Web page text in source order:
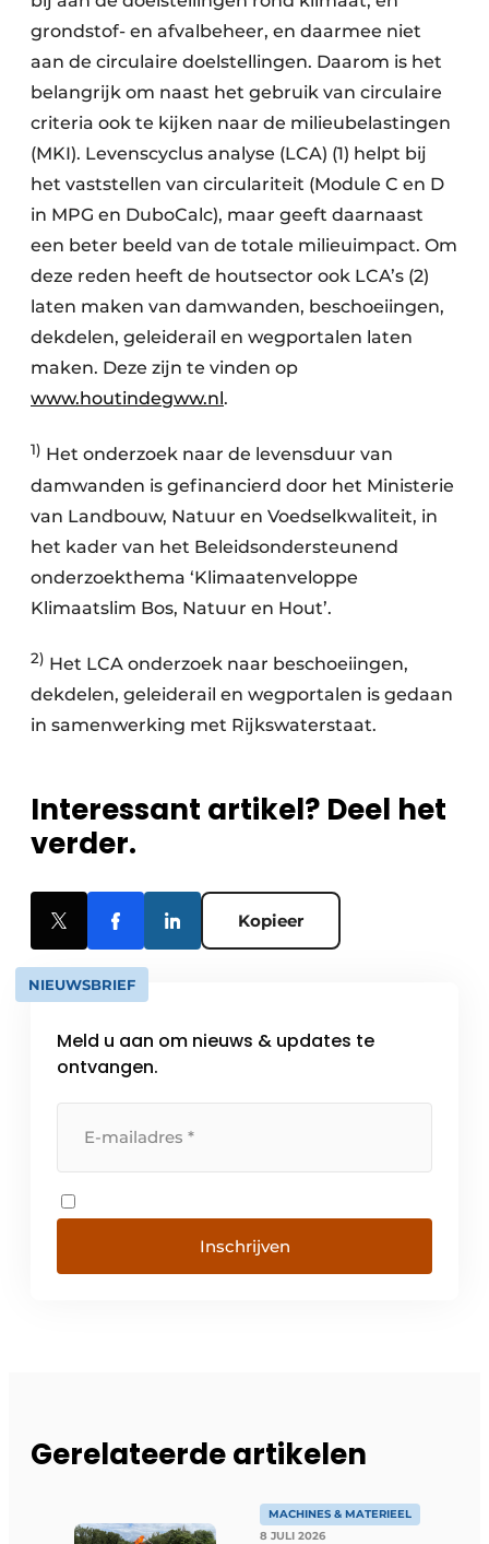
grondstof- en afvalbeheer, en daarmee niet
aan de circulaire doelstellingen. Daarom is het
belangrijk om naast het gebruik van circulaire
criteria ook te kijken naar de milieubelastingen
(MKI). Levenscyclus analyse (LCA) (1) helpt bij
het vaststellen van circulariteit (Module C en D
in MPG en DuboCalc), maar geeft daarnaast
een beter beeld van de totale milieuimpact. Om
deze reden heeft de houtsector ook LCA’s (2)
laten maken van damwanden, beschoeiingen,
dekdelen, geleiderail en wegportalen laten
maken. Deze zijn te vinden op
www.houtindegww.nl.
1) Het onderzoek naar de levensduur van
damwanden is gefinancierd door het Ministerie
van Landbouw, Natuur en Voedselkwaliteit, in
het kader van het Beleidsondersteunend
onderzoekthema ‘Klimaatenveloppe
Klimaatslim Bos, Natuur en Hout’.
2) Het LCA onderzoek naar beschoeiingen,
dekdelen, geleiderail en wegportalen is gedaan
in samenwerking met Rijkswaterstaat.
Interessant artikel? Deel het
verder.
Kopieer
NIEUWSBRIEF
Meld u aan om nieuws & updates te
ontvangen.
Inschrijven
Gerelateerde artikelen
MACHINES & MATERIEEL
8 JULI 2026